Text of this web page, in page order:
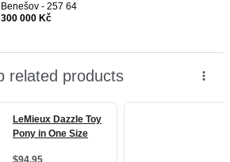
Benešov - 257 64
300 000 Kč